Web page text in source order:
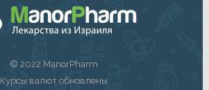
© 2022 ManorPharm
Курсы валют обновлены